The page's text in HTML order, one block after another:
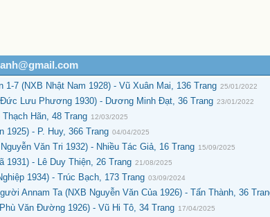
1-7 (NXB Nhật Nam 1928) - Vũ Xuân Mai, 136 Trang 25/01/2022
Lưu Phương 1930) - Dương Minh Đạt, 36 Trang 23/01/2022
Hãn, 48 Trang 12/03/2025
- P. Huy, 366 Trang 04/04/2025
Văn Tri 1932) - Nhiều Tác Giả, 16 Trang 15/09/2025
- Lê Duy Thiện, 26 Trang 21/08/2025
1934) - Trúc Bạch, 173 Trang 03/09/2024
Annam Ta (NXB Nguyễn Văn Của 1926) - Tấn Thành, 36
Văn Đường 1926) - Vũ Hi Tô, 34 Trang 17/04/2025